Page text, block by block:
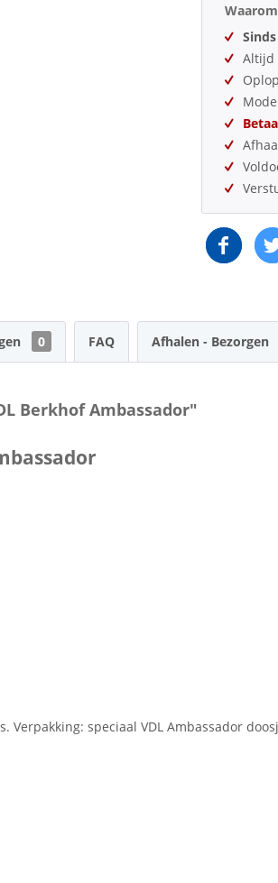
0 FAQ Afhalen - Bezorgen
Berkhof Ambassador"
speciaal VDL Ambassador